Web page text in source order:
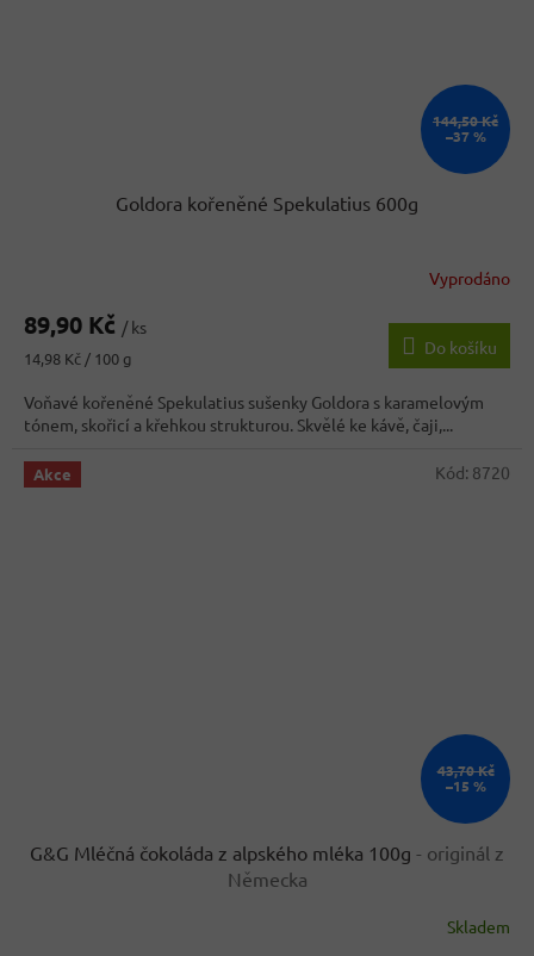
144,50 Kč
–37 %
Goldora kořeněné Spekulatius 600g
produktu
3,5
z
5
hvězdiček.
Vyprodáno
89,90 Kč / ks
Měrná
14,98 Kč / 100 g
Do košíku
Voňavé kořeněné Spekulatius sušenky Goldora s karamelovým
tónem, skořicí a křehkou strukturou. Skvělé ke kávě, čaji,...
Akce
43,70 Kč
–15 %
G&G Mléčná čokoláda z alpského mléka 100g - originál z
Německa
Skladem
Kód: 8720